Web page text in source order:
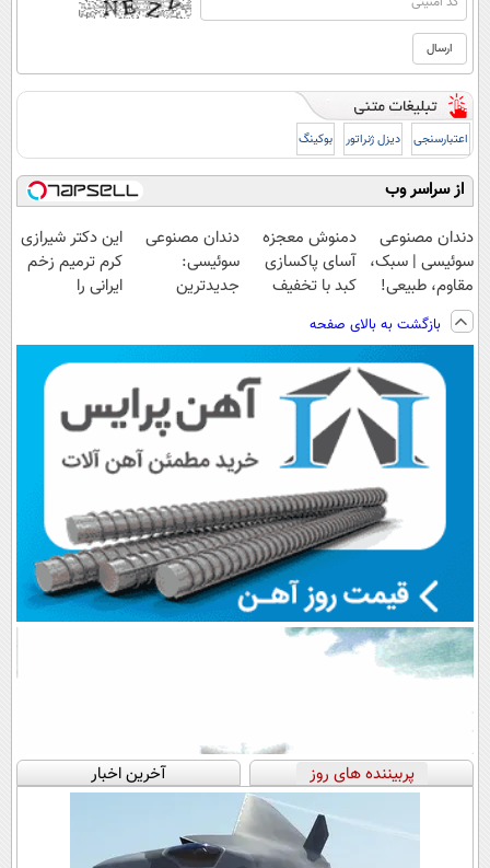
اعتبارسنجی دیزل ژنراتور بوکینگ
از سراسر وب
دندان مصنوعی
سوئیسی | سبک،
مقاوم، طبیعی!
ویزیت
رایگان+پرداخت
اقساطی😍
دمنوش معجزه
آسای پاکسازی
کبد با تخفیف
دندان مصنوعی
سوئیسی:
جدیدترین
پرداخت قسطی
این دکتر شیرازی
کرم ترمیم زخم
ایرانی را
بازگشت به بالای صفحه
پربیننده های روز آخرین اخبار